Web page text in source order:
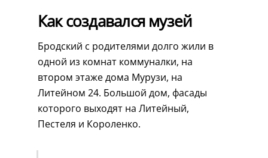
Как создавался музей
Бродский с родителями долго жили в
одной из комнат коммуналки, на
втором этаже дома Мурузи, на
Литейном 24. Большой дом, фасады
которого выходят на Литейный,
Пестеля и Короленко.